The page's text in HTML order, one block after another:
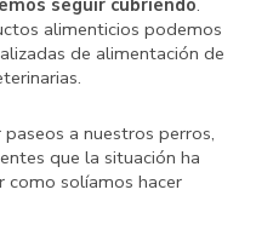
alimenticios podemos
de alimentación de
a nuestros perros,
que la situación ha
como solíamos hacer